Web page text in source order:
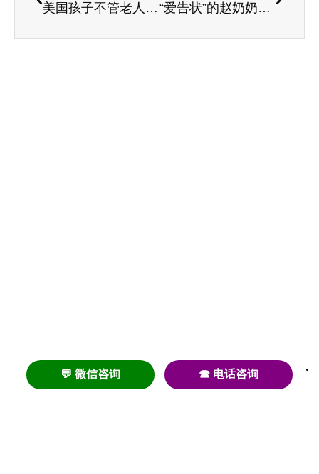
美国孩子不管老人？看看父母入住养老院美国子女怎么做 “爱告状”的赵奶奶—家属不知道如何和老人沟通
💬 微信咨询 ☎ 电话咨询